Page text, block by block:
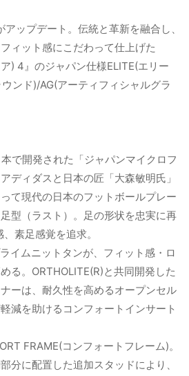
ップデート。伝統と革新を融合し、
ィット感にこだわって仕上げた
ア) 4』のジャパン仕様ELITE(エリー
ンド)/AG(アーティフィシャルグラ
で開発された「ジャパンマイクロフ
ディダスと日本の匠「大森敏明氏」
て現代の日本のフットボールプレー
型（ラスト）。足の形状を忠実に再
素足感覚を追求。
イムニットタンが、フィット感・ロ
る。ORTHOLITE(R)と共同開発した
ーは、耐久性を高めるオープンセル
減を助けるコンフォートインサート
FRAME(コンフォートフレーム)。
分に配置した追加スタッドにより、